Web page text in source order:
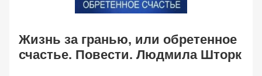
Жизнь за гранью, или обретенное
счастье. Повести. Людмила Шторк